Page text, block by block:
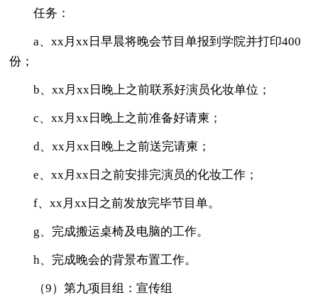
任务：
a、xx月xx日早晨将晚会节目单报到学院并打印400
份；
b、xx月xx日晚上之前联系好演员化妆单位；
c、xx月xx日晚上之前准备好请柬；
d、xx月xx日晚上之前送完请柬；
e、xx月xx日之前安排完演员的化妆工作；
f、xx月xx日之前发放完毕节目单。
g、完成搬运桌椅及电脑的工作。
h、完成晚会的背景布置工作。
（9）第九项目组：宣传组